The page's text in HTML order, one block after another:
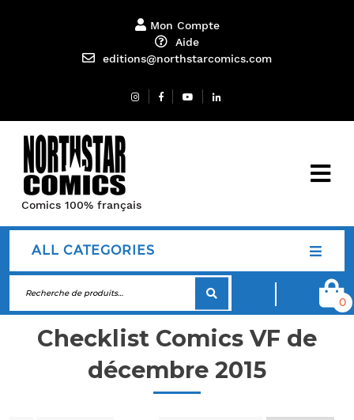
Mon Compte
Aide
editions@northstarcomics.com
Comics 100% français
ALL CATEGORIES
0
Checklist Comics VF de
décembre 2015